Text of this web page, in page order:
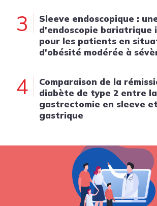
3
Sleeve endoscopique :
d'endoscopie bariatrique
pour les patients en
d'obésité modérée à
4
Comparaison de la
diabète de type 2 entre la
gastrectomie en sleeve
gastrique